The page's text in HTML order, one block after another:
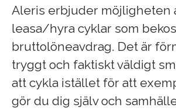
Aleris erbjuder möjligheten
leasa/hyra cyklar som
bruttolöneavdrag. Det är
tryggt och faktiskt väldigt
att cykla istället för att
gör du dig själv och